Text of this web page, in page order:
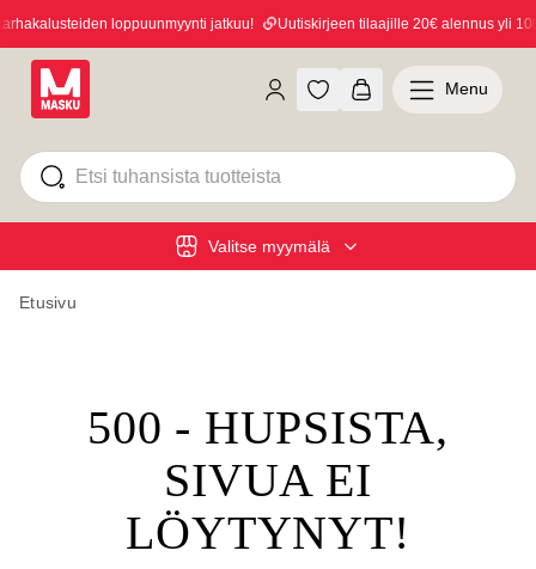
loppuunmyynti jatkuu! Uutiskirjeen tilaajille 20€ alennus yli
Valitse myymälä
Menu
Etusivu
500 - HUPSISTA,
SIVUA EI
LÖYTYNYT!